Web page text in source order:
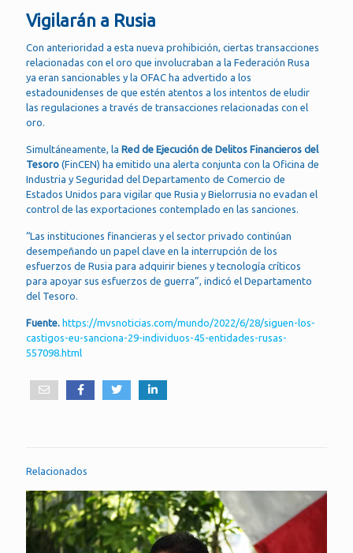
Vigilarán a Rusia
Con anterioridad a esta nueva prohibición, ciertas transacciones
relacionadas con el oro que involucraban a la Federación Rusa
ya eran sancionables y la OFAC ha advertido a los
estadounidenses de que estén atentos a los intentos de eludir
las regulaciones a través de transacciones relacionadas con el
oro.
Simultáneamente, la Red de Ejecución de Delitos Financieros del
Tesoro (FinCEN) ha emitido una alerta conjunta con la Oficina de
Industria y Seguridad del Departamento de Comercio de
Estados Unidos para vigilar que Rusia y Bielorrusia no evadan el
control de las exportaciones contemplado en las sanciones.
“Las instituciones financieras y el sector privado continúan
desempeñando un papel clave en la interrupción de los
esfuerzos de Rusia para adquirir bienes y tecnología críticos
para apoyar sus esfuerzos de guerra”, indicó el Departamento
del Tesoro.
Fuente. https://mvsnoticias.com/mundo/2022/6/28/siguen-los-
castigos-eu-sanciona-29-individuos-45-entidades-rusas-
557098.html
Relacionados